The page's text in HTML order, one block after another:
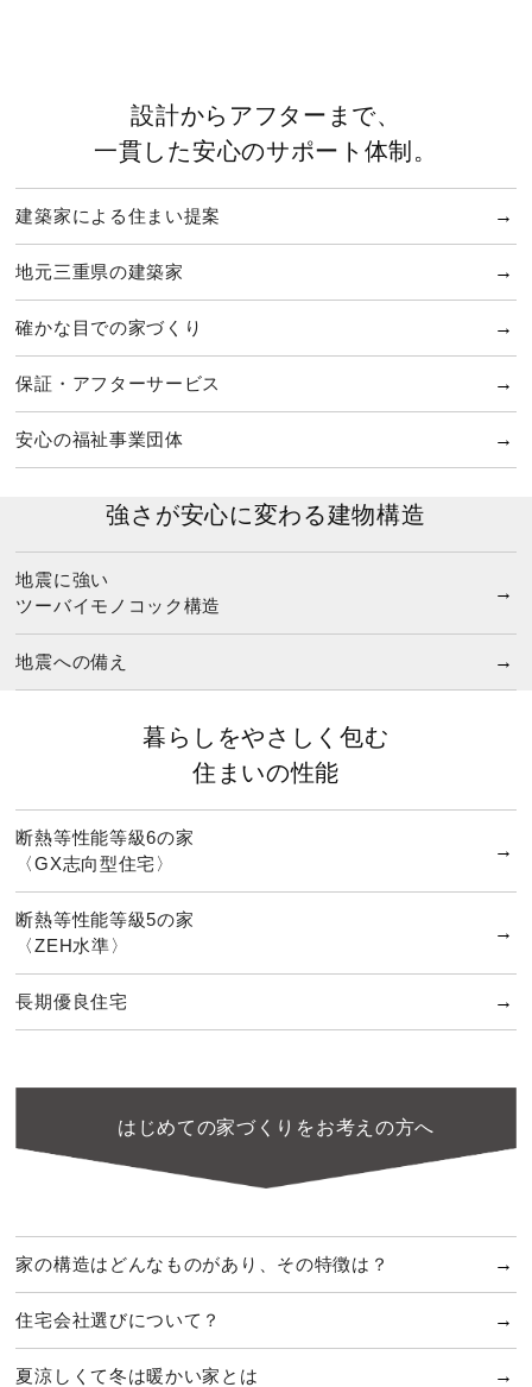
設計からアフターまで、
一貫した安心のサポート体制。
建築家による住まい提案
地元三重県の建築家
確かな目での家づくり
保証・アフターサービス
安心の福祉事業団体
強さが安心に変わる建物構造
地震に強い
ツーバイモノコック構造
地震への備え
暮らしをやさしく包む
住まいの性能
断熱等性能等級6の家
〈GX志向型住宅〉
断熱等性能等級5の家
〈ZEH水準〉
長期優良住宅
はじめての家づくりをお考えの方へ
家の構造はどんなものがあり、その特徴は？
住宅会社選びについて？
夏涼しくて冬は暖かい家とは